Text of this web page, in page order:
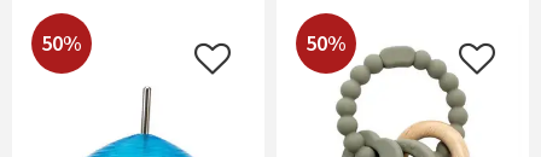
50% 50%